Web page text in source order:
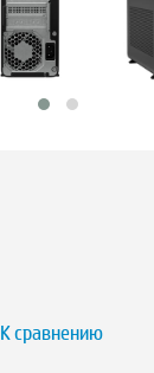
К сравнению